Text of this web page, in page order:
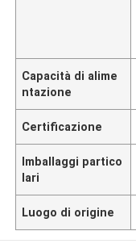
Capacità di alime
ntazione
Certificazione
Imballaggi partico
lari
Luogo di origine